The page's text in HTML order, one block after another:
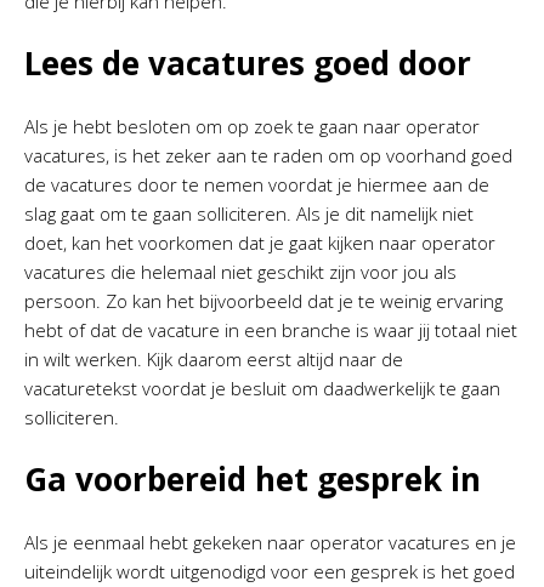
Lees de vacatures goed door
Als je hebt besloten om op zoek te gaan naar operator
vacatures, is het zeker aan te raden om op voorhand goed
de vacatures door te nemen voordat je hiermee aan de
slag gaat om te gaan solliciteren. Als je dit namelijk niet
doet, kan het voorkomen dat je gaat kijken naar operator
vacatures die helemaal niet geschikt zijn voor jou als
persoon. Zo kan het bijvoorbeeld dat je te weinig ervaring
hebt of dat de vacature in een branche is waar jij totaal niet
in wilt werken. Kijk daarom eerst altijd naar de
vacaturetekst voordat je besluit om daadwerkelijk te gaan
solliciteren.
Ga voorbereid het gesprek in
Als je eenmaal hebt gekeken naar operator vacatures en je
uiteindelijk wordt uitgenodigd voor een gesprek is het goed